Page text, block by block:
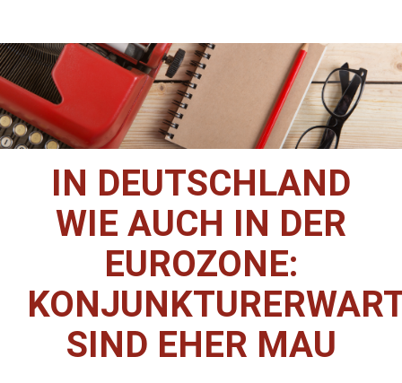
IN DEUTSCHLAND
WIE AUCH IN DER
EUROZONE:
SIND EHER MAU